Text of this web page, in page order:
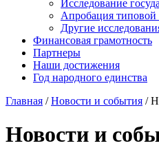
Исследование
Апробация типовой
Другие
Финансовая грамотность
Партнеры
Наши достижения
Год народного единства
Главная /Новости и события /
Новости и